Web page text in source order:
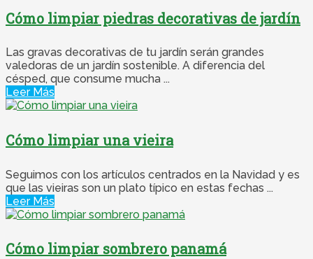
Cómo limpiar piedras decorativas de jardín
Las gravas decorativas de tu jardín serán grandes
valedoras de un jardín sostenible. A diferencia del
césped, que consume mucha ...
Leer Más
Cómo limpiar una vieira
Seguimos con los artículos centrados en la Navidad y es
que las vieiras son un plato típico en estas fechas ...
Leer Más
Cómo limpiar sombrero panamá